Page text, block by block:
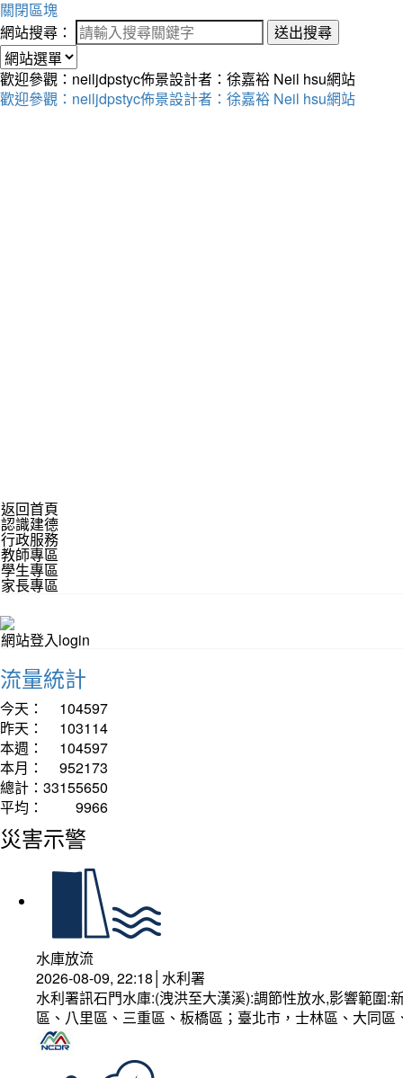
關閉區塊
網站搜尋：
送出搜尋
歡迎參觀：neiljdpstyc佈景設計者：徐嘉裕 Neil hsu網站
歡迎參觀：neiljdpstyc佈景設計者：徐嘉裕 Neil hsu網站
返回首頁
認識建德
行政服務
教師專區
學生專區
家長專區
網站登入login
流量統計
今天：
104597
昨天：
103114
本週：
104597
本月：
952173
總計： 33155650
平均：
9966
災害示警
水庫放流
2026-08-09, 22:18│水利署
水利署訊石門水庫:(洩洪至大漢溪):調節性放水,影響範圍
區、八里區、三重區、板橋區；臺北市，士林區、大同